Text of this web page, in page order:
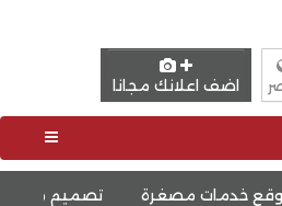
اضف اعلانك مجانا
تصميم موقع مثل حراج